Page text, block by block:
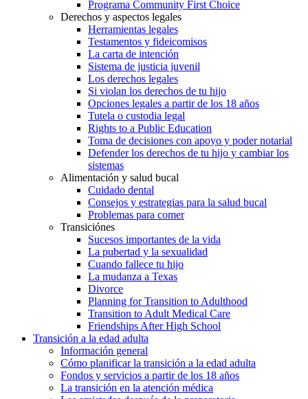
Programa Community First Choice
Derechos y aspectos legales
Herramientas legales
Testamentos y fideicomisos
La carta de intención
Sistema de justicia juvenil
Los derechos legales
Si violan los derechos de tu hijo
Opciones legales a partir de los 18 años
Tutela o custodia legal
Rights to a Public Education
Toma de decisiones con apoyo y poder notarial
Defender los derechos de tu hijo y cambiar los
sistemas
Alimentación y salud bucal
Cuidado dental
Consejos y estrategias para la salud bucal
Problemas para comer
Transiciónes
Sucesos importantes de la vida
La pubertad y la sexualidad
Cuando fallece tu hijo
La mudanza a Texas
Divorce
Planning for Transition to Adulthood
Transition to Adult Medical Care
Friendships After High School
Transición a la edad adulta
Información general
Cómo planificar la transición a la edad adulta
Fondos y servicios a partir de los 18 años
La transición en la atención médica